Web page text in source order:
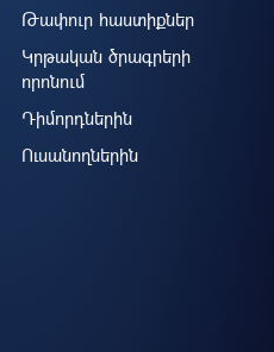
Թափուր հաստիքներ
Կրթական ծրագրերի
որոնում
Դիմորդներին
Ուսանողներին